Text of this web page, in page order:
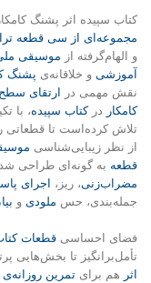
کتاب سپیده اثر پشنگ
مجموعه‌ای از سی قطعه
و الهام‌گرفته از موسیقی
آموزشی و خلاقانه‌ی پشنگ
نقش مهمی در
ارتقای
کامکار درکتاب سپیده، با
تلاش کرده‌است تا قطعاتی
از نظر زیبایی‌شناسی
قطعه به گونه‌ای طراحی
مضراب‌زنی، ریز، اجرای
جمله‌بندی، حس ملودی و
فضای احساسی قطعات
تأمل‌برانگیز تا بخش‌هایی
اثر هم برای تمرین